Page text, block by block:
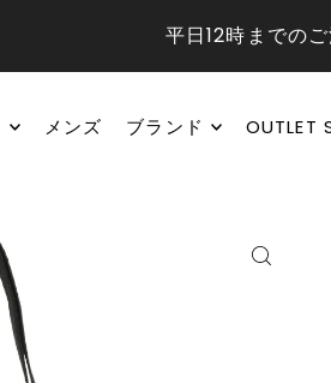
平日12時までの
メンズ ブランド OUTLET